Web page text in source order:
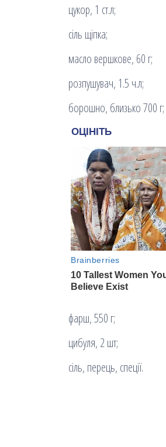
цукор, 1 ст.л;
сіль щіпка;
масло вершкове, 60 г;
розпушувач, 1.5 ч.л;
борошно, близько 700 г;
фарш, 550 г;
цибуля, 2 шт;
сіль, перець, спеції.